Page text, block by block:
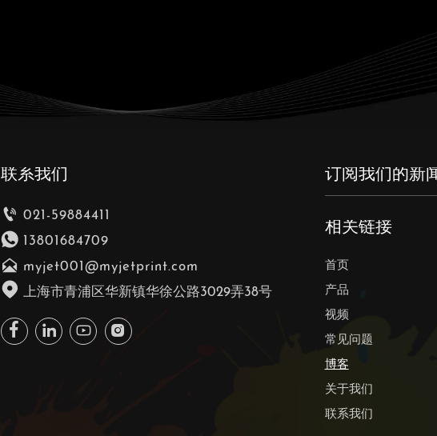
联系我们
 021-59884411
 13801684709
 myjet001@myjetprint.com
 上海市青浦区华新镇华徐公路3029弄38号
   
相关链接
首页
产品
视频
常见问题
博客
关于我们
联系我们